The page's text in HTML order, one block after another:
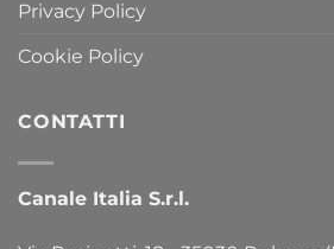
Privacy Policy
Cookie Policy
CONTATTI
Canale Italia S.r.l.